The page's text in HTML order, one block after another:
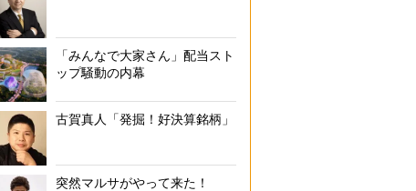
「みんなで大家さん」配当スト
ップ騒動の内幕
古賀真人「発掘！好決算銘柄」
突然マルサがやって来た！